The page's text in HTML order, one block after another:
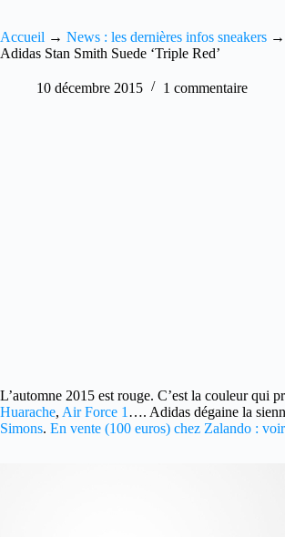
Accueil → News : les dernières infos sneakers →
Adidas Stan Smith Suede ‘Triple Red’
10 décembre 2015 1 commentaire
L’automne 2015 est rouge. C’est la couleur qui
Huarache, Air Force 1 …. Adidas dégaine la
Simons. En vente (100 euros) chez Zalando :